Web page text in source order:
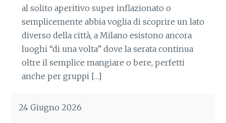
al solito aperitivo super inflazionato o
semplicemente abbia voglia di scoprire un lato
diverso della città, a Milano esistono ancora
luoghi “di una volta” dove la serata continua
oltre il semplice mangiare o bere, perfetti
anche per gruppi […]
24 Giugno 2026